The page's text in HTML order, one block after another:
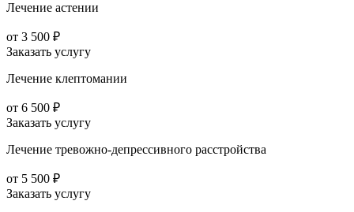
Лечение астении
от 3 500 ₽
Заказать услугу
Лечение клептомании
от 6 500 ₽
Заказать услугу
Лечение тревожно-депрессивного расстройства
от 5 500 ₽
Заказать услугу